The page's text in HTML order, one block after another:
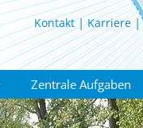
Kontakt Karriere
Zentrale Aufgaben